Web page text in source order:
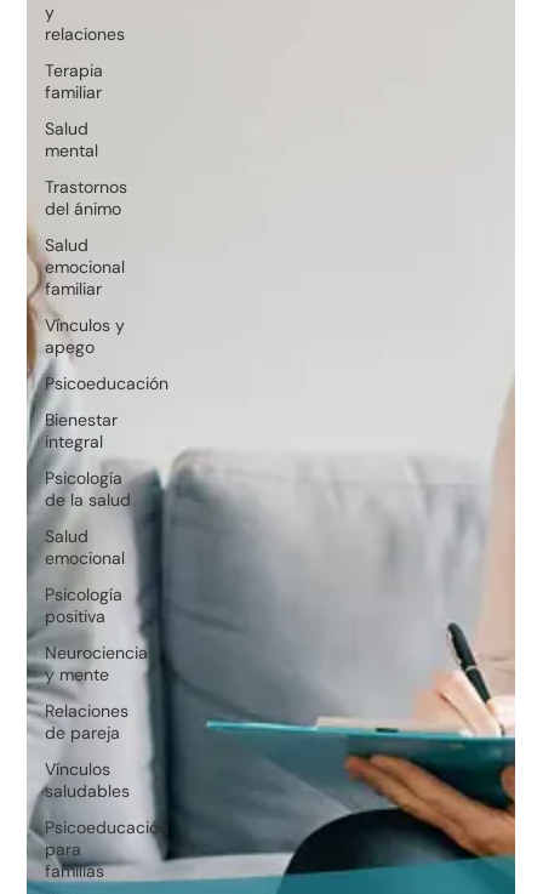
y
relaciones
Terapia
familiar
Salud
mental
Trastornos
del ánimo
Salud
emocional
familiar
Vínculos y
apego
Psicoeducación
Bienestar
integral
Psicología
de la salud
Salud
emocional
Psicología
positiva
Neurociencia
y mente
Relaciones
de pareja
Vínculos
saludables
Psicoeducación
para
familias